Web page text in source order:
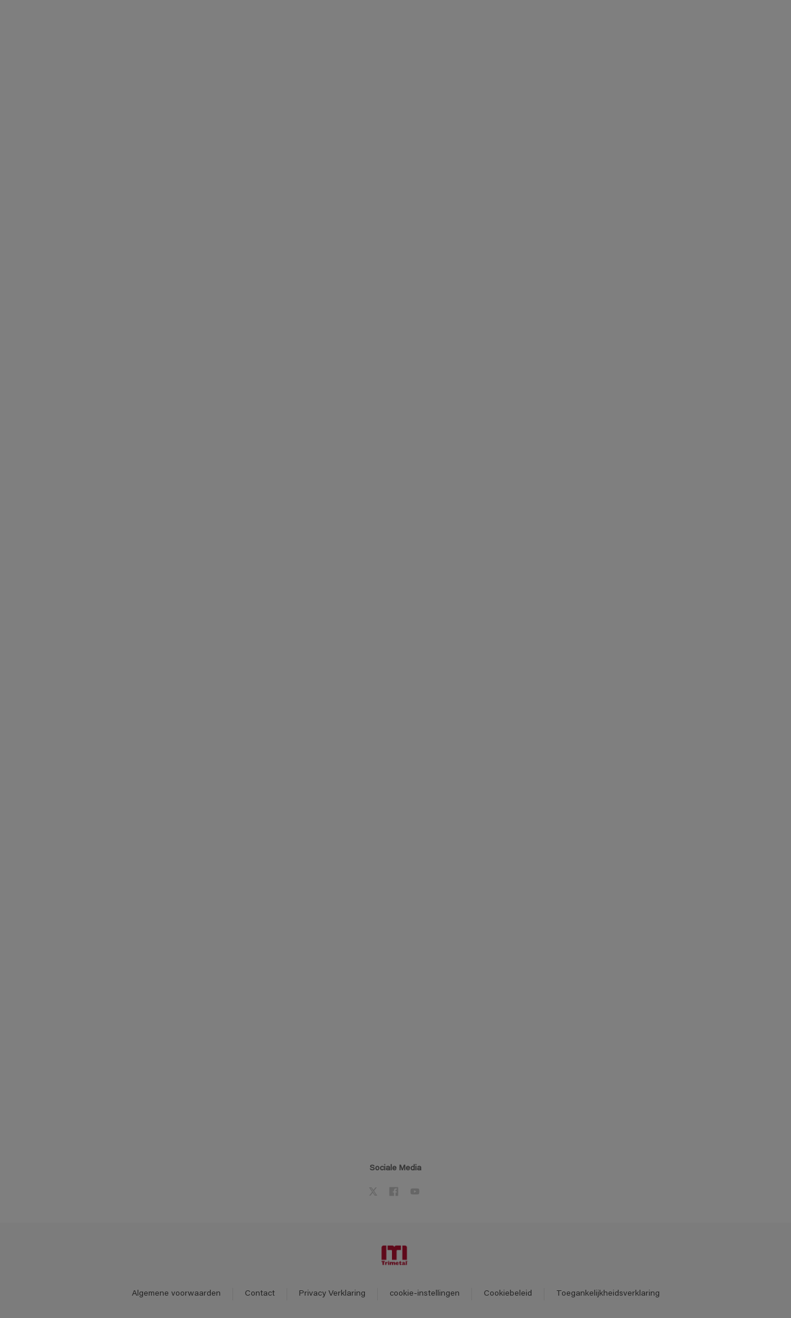
Sociale Media
Algemene voorwaarden Contact Privacy Verklaring cookie-instellingen Cookiebeleid Toegankelijkheidsverklaring